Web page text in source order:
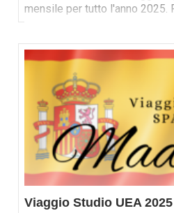
mensile per tutto l'anno 2025.
Viaggio Studio UEA